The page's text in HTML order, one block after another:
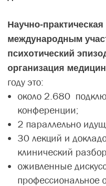
Научно-
международным
психотический
организация
году это:
около 2.680
конференции;
2 параллельно
30 лекций и
клинический
оживленные
профессиональное